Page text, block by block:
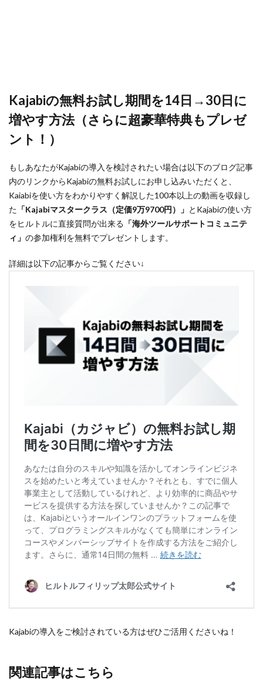
Kajabiの無料お試し期間を14日→30日に
増やす方法（さらに超豪華特典もプレゼ
ント！）
もしあなたがKajabiの導入を検討されたい場合は以下のブログ記事
内のリンクからKajabiの無料お試しにお申し込みいただくと、
Kaiabiを使い方をわかりやすく解説した100本以上の動画を収録し
た 「Kajabiマスタークラス（定価9万9700円）」 とKajabiの使い方
をヒルトルに直接質問が出来る 「海外ツールサポートコミュニテ
ィ」 の参加権利を無料でプレゼントします。
詳細は以下の記事からご覧ください↓
Kajabiの導入をご検討されている方はぜひご活用くださいね！
関連記事はこちら